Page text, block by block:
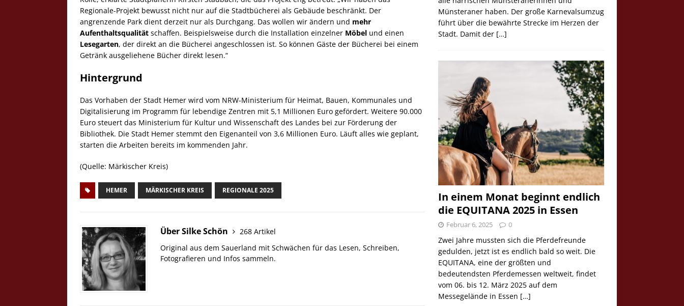
Regionale-Projekt bewusst nicht nur auf die Stadtbücherei als Gebäude beschränkt. Der
angrenzende Park dient derzeit nur als Durchgang. Das wollen wir ändern und mehr
Aufenthaltsqualität schaffen. Beispielsweise durch die Installation einzelner Möbel und einen
Lesegarten, der direkt an die Bücherei angeschlossen ist. So können Gäste der Bücherei bei einem
Getränk ausgeliehene Bücher direkt lesen.“
Hintergrund
Das Vorhaben der Stadt Hemer wird vom NRW-Ministerium für Heimat, Bauen, Kommunales und
Digitalisierung im Programm für lebendige Zentren mit 5,1 Millionen Euro gefördert. Weitere 90.000
Euro steuert das Ministerium für Kultur und Wissenschaft des Landes bei zur Förderung der
Bibliothek. Die Stadt Hemer stemmt den Eigenanteil von 3,6 Millionen Euro. Läuft alles wie geplant,
starten die Arbeiten bereits im kommenden Jahr.
(Quelle: Märkischer Kreis)
HEMER MÄRKISCHER KREIS REGIONALE 2025
Über Silke Schön
268 Artikel
Original aus dem Sauerland mit Schwächen für das Lesen, Schreiben,
Fotografieren und Infos sammeln.
Münsteraner haben. Der große Karnevalsumzug
führt über die bewährte Strecke im Herzen der
Stadt. Damit der […]
In einem Monat beginnt endlich
die EQUITANA 2025 in Essen
Februar 6, 2025 0
Zwei Jahre mussten sich die Pferdefreunde
gedulden, jetzt ist es endlich bald so weit. Die
EQUITANA, eine der größten und
bedeutendsten Pferdemessen weltweit, findet
vom 06. bis 12. März 2025 auf dem
Messegelände in Essen […]